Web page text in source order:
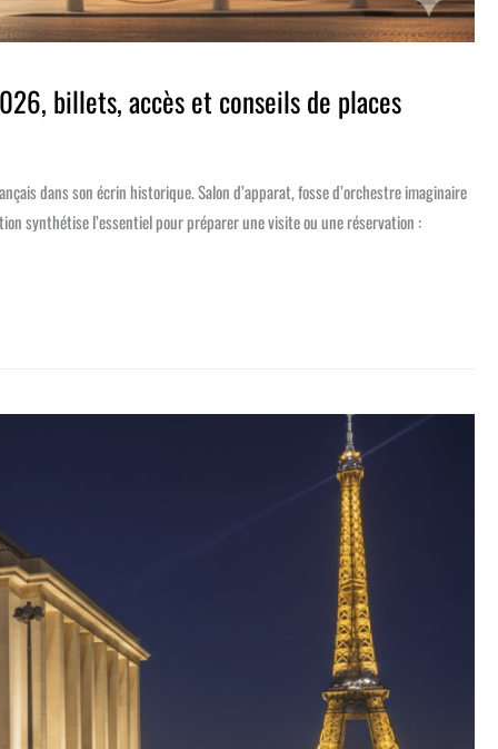
billets, accès et conseils de places
dans son écrin historique. Salon d’apparat, fosse d’orchestre imaginaire
synthétise l’essentiel pour préparer une visite ou une réservation :